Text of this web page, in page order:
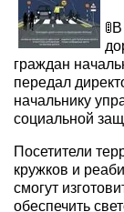
граждан
передал
начальнику
социальной
Посетители
кружков и
смогут
обеспечить